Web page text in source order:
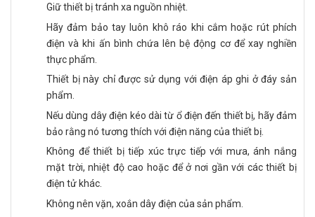
Giữ thiết bị tránh xa nguồn nhiệt.
Hãy đảm bảo tay luôn khô ráo khi cắm hoặc rút phích
điện và khi ấn bình chứa lên bệ động cơ để xay nghiền
thực phẩm.
Thiết bị này chỉ được sử dụng với điện áp ghi ở đáy sản
phẩm.
Nếu dùng dây điện kéo dài từ ổ điện đến thiết bị, hãy đảm
bảo rằng nó tương thích với điện năng của thiết bị.
Không để thiết bị tiếp xúc trực tiếp với mưa, ánh nắng
mặt trời, nhiệt độ cao hoặc để ở nơi gần với các thiết bị
điện tử khác.
Không nên vặn, xoắn dây điện của sản phẩm.